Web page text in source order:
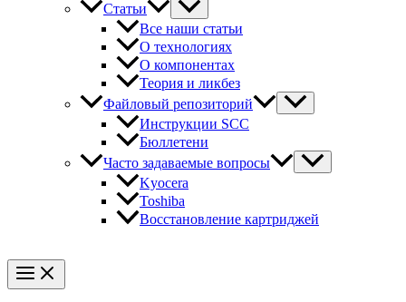
Статьи
Все наши статьи
О технологиях
О компонентах
Теория и ликбез
Файловый репозиторий
Инструкции SCC
Бюллетени
Часто задаваемые вопросы
Kyocera
Toshiba
Восстановление картриджей